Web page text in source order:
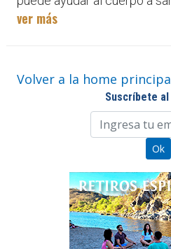
ver más
Volver a la home
Suscríbete